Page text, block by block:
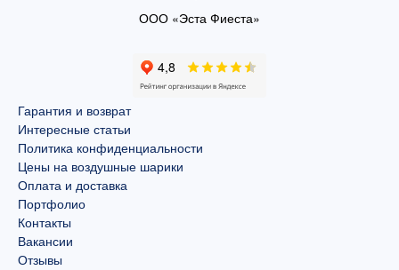
ООО «Эста Фиеста»
Гарантия и возврат
Интересные статьи
Политика конфиденциальности
Цены на воздушные шарики
Оплата и доставка
Портфолио
Контакты
Вакансии
Отзывы